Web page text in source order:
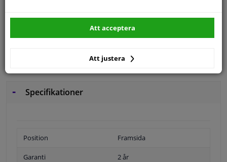
Modellmatchande garanti, Hitta rätt bildelar.
eller
SÖK
Specifikationer
Position Framsida
Garanti 2 år
Att justera
Att acceptera